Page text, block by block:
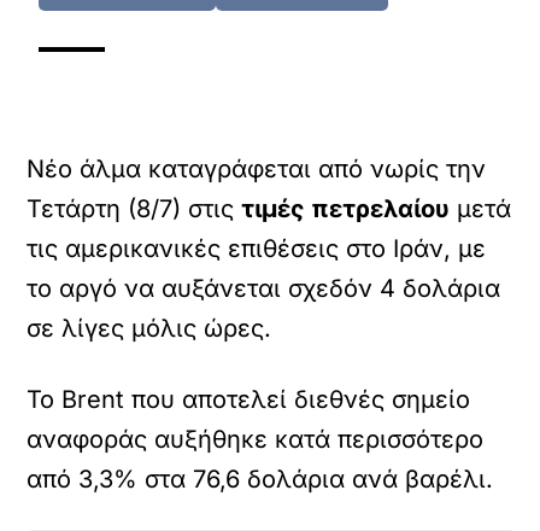
Νέο άλμα καταγράφεται από νωρίς την
Τετάρτη (8/7) στιςτιμές πετρελαίου μετά
τις αμερικανικές επιθέσεις στο Ιράν, με
το αργό να αυξάνεται σχεδόν 4 δολάρια
σε λίγες μόλις ώρες.
Το Brent που αποτελεί διεθνές σημείο
αναφοράς αυξήθηκε κατά περισσότερο
από 3,3% στα 76,6 δολάρια ανά βαρέλι.